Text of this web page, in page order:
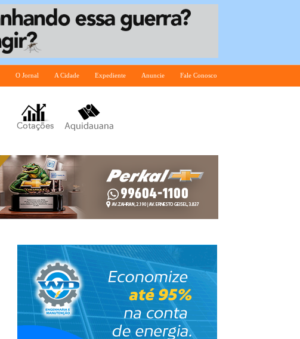
O Jornal A Cidade Expediente Anuncie Fale Conosco